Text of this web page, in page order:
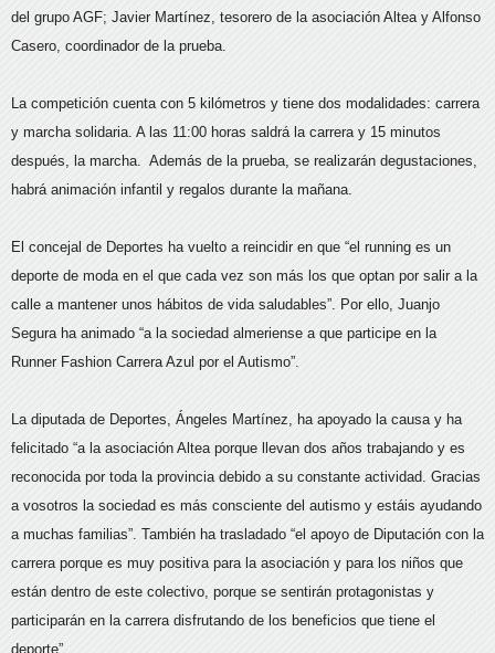
del grupo AGF; Javier Martínez, tesorero de la asociación Altea y Alfonso
Casero, coordinador de la prueba.
La competición cuenta con 5 kilómetros y tiene dos modalidades: carrera
y marcha solidaria. A las 11:00 horas saldrá la carrera y 15 minutos
después, la marcha. Además de la prueba, se realizarán degustaciones,
habrá animación infantil y regalos durante la mañana.
El concejal de Deportes ha vuelto a reincidir en que “el running es un
deporte de moda en el que cada vez son más los que optan por salir a la
calle a mantener unos hábitos de vida saludables”. Por ello, Juanjo
Segura ha animado “a la sociedad almeriense a que participe en la
Runner Fashion Carrera Azul por el Autismo”.
La diputada de Deportes, Ángeles Martínez, ha apoyado la causa y ha
felicitado “a la asociación Altea porque llevan dos años trabajando y es
reconocida por toda la provincia debido a su constante actividad. Gracias
a vosotros la sociedad es más consciente del autismo y estáis ayudando
a muchas familias”. También ha trasladado “el apoyo de Diputación con la
carrera porque es muy positiva para la asociación y para los niños que
están dentro de este colectivo, porque se sentirán protagonistas y
participarán en la carrera disfrutando de los beneficios que tiene el
deporte”.